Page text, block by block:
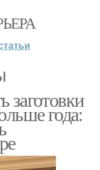
заготовки
года: